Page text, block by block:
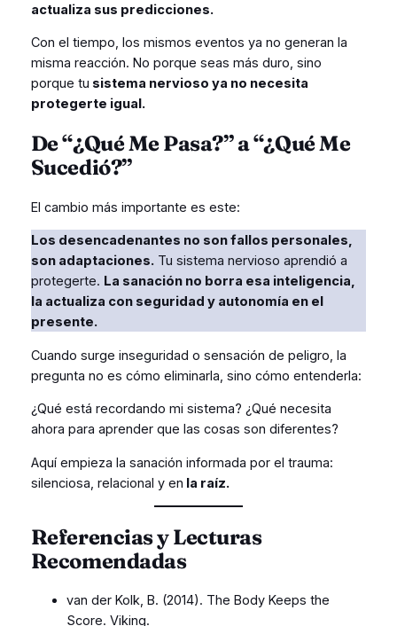
actualiza sus predicciones.
Con el tiempo, los mismos eventos ya no generan la
misma reacción. No porque seas más duro, sino
porque tu sistema nervioso ya no necesita
protegerte igual.
De “¿Qué Me Pasa?” a “¿Qué Me
Sucedió?”
El cambio más importante es este:
Los desencadenantes no son fallos personales,
son adaptaciones.Tu sistema nervioso aprendió a
protegerte. La sanación no borra esa inteligencia,
la actualiza con seguridad y autonomía en el
presente.
Cuando surge inseguridad o sensación de peligro, la
pregunta no es cómo eliminarla, sino cómo entenderla:
¿Qué está recordando mi sistema? ¿Qué necesita
ahora para aprender que las cosas son diferentes?
Aquí empieza la sanación informada por el trauma:
silenciosa, relacional y en la raíz.
Referencias y Lecturas
Recomendadas
van der Kolk, B. (2014). The Body Keeps the
Score. Viking.